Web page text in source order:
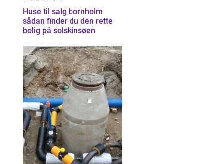
Huse til salg bornholm
sådan finder du den rette
bolig på solskinsøen